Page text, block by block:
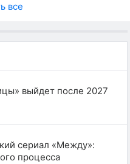
все
выйдет после 2027
сериал «Между»:
процесса